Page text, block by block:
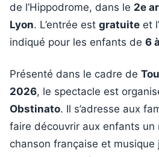
de l’Hippodrome, dans le 2e
Lyon. L’entrée est gratuite et
indiqué pour les enfants de 6
Présenté dans le cadre de
2026, le spectacle est
Obstinato. Il s’adresse aux
faire découvrir aux enfants
chanson française et musique